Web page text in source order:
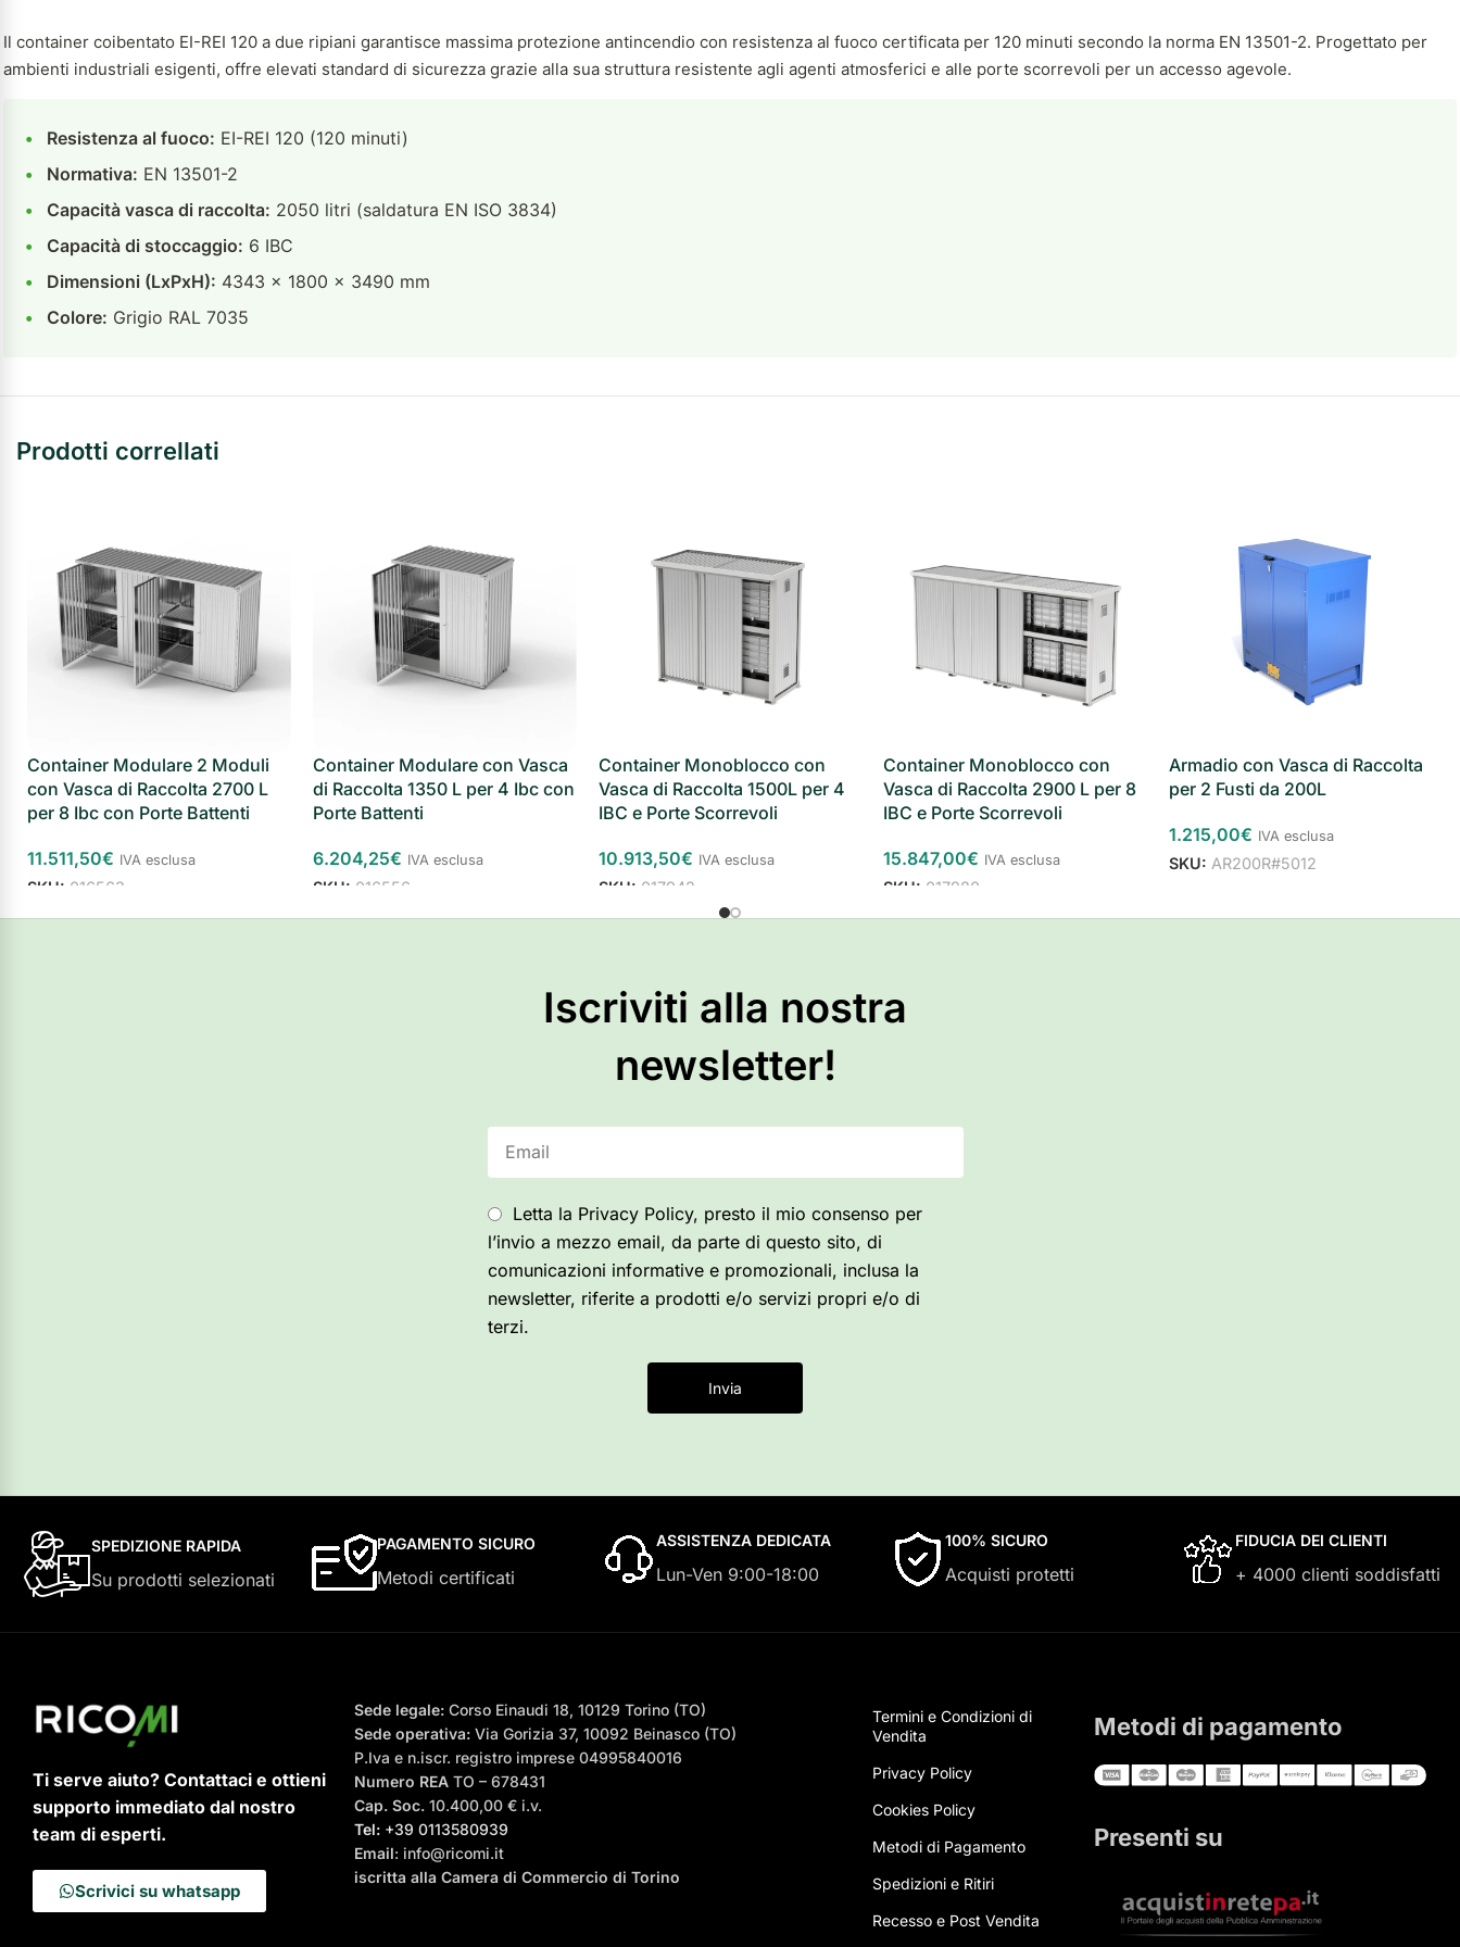
Il container coibentato EI-REI 120 a due ripiani garantisce massima protezione antincendio con resistenza al fuoco certificata per 120 minuti secondo la norma EN 13501-2. Progettato per
ambienti industriali esigenti, offre elevati standard di sicurezza grazie alla sua struttura resistente agli agenti atmosferici e alle porte scorrevoli per un accesso agevole.
• Resistenza al fuoco: EI-REI 120 (120 minuti)
•
Normativa: EN 13501-2
•
Capacità vasca di raccolta: 2050 litri (saldatura EN ISO 3834)
•
Capacità di stoccaggio: 6 IBC
•
Dimensioni (LxPxH): 4343 x 1800 x 3490 mm
•
Colore: Grigio RAL 7035
Prodotti correllati
Container Modulare 2 Moduli
con Vasca di Raccolta 2700 L
per 8 Ibc con Porte Battenti
11.511,50€ IVA esclusa
SKU: 016563
Container Modulare con Vasca
di Raccolta 1350 L per 4 Ibc con
Porte Battenti
6.204,25€ IVA esclusa
SKU: 016556
Container Monoblocco con
Vasca di Raccolta 1500L per 4
IBC e Porte Scorrevoli
10.913,50€ IVA esclusa
SKU: 017942
Container Monoblocco con
Vasca di Raccolta 2900 L per 8
IBC e Porte Scorrevoli
15.847,00€ IVA esclusa
SKU: 017980
Armadio con Vasca di Raccolta
per 2 Fusti da 200L
1.215,00€ IVA esclusa
SKU: AR200R#5012
Iscriviti alla nostra
newsletter!
Letta la Privacy Policy, presto il mio consenso per
l’invio a mezzo email, da parte di questo sito, di
comunicazioni informative e promozionali, inclusa la
newsletter, riferite a prodotti e/o servizi propri e/o di
terzi.
Invia
SPEDIZIONE RAPIDA
Su prodotti selezionati
PAGAMENTO SICURO
Metodi certificati
ASSISTENZA DEDICATA
Lun-Ven 9:00-18:00
100% SICURO
Acquisti protetti
FIDUCIA DEI CLIENTI
+ 4000 clienti soddisfatti
Ti serve aiuto? Contattaci e ottieni
supporto immediato dal nostro
team di esperti.
Scrivici su whatsapp
Sede legale: Corso Einaudi 18, 10129 Torino (TO)
Sede operativa: Via Gorizia 37, 10092 Beinasco (TO)
P.Iva e n.iscr. registro imprese 04995840016
Numero REATO – 678431
Cap. Soc. 10.400,00 € i.v.
Tel: +39 0113580939
Email: info@ricomi.it
iscritta alla Camera di Commercio di Torino
Termini e Condizioni di
Vendita
Privacy Policy
Cookies Policy
Metodi di Pagamento
Spedizioni e Ritiri
Recesso e Post Vendita
Metodi di pagamento
Presenti su